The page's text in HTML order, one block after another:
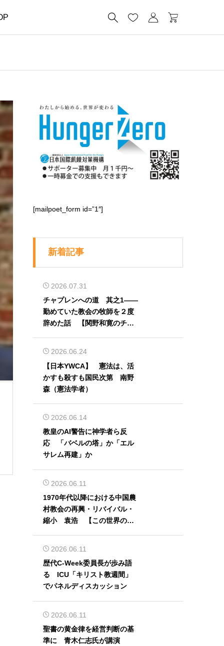
   
[mailpoet_form id=”1″]
新着記事
2026.07.31
チャプレンへの道 其之1――
勤めていた教会の牧師を２度
辞めた話 【関野和寛のチャ
2026.06.24
【日本YWCA】 憲法は、活
かすも殺すも国民次第 南野
森（憲法学者）
2026.06.14
教皇のAI警告に神学者ら反
応 「バベルの塔」か「エル
サレム再建」か
2026.06.11
1970年代以降における中国農
村教会の再興・リバイバル・
縮小 袁浩 【この世界の片
2026.06.11
歴代C-Week委員長が歩み語
る ICU「キリスト教週間」
でパネルディスカッション
2026.06.11
聖書の黄金律を経営判断の基
準に 青木仁志氏が講演